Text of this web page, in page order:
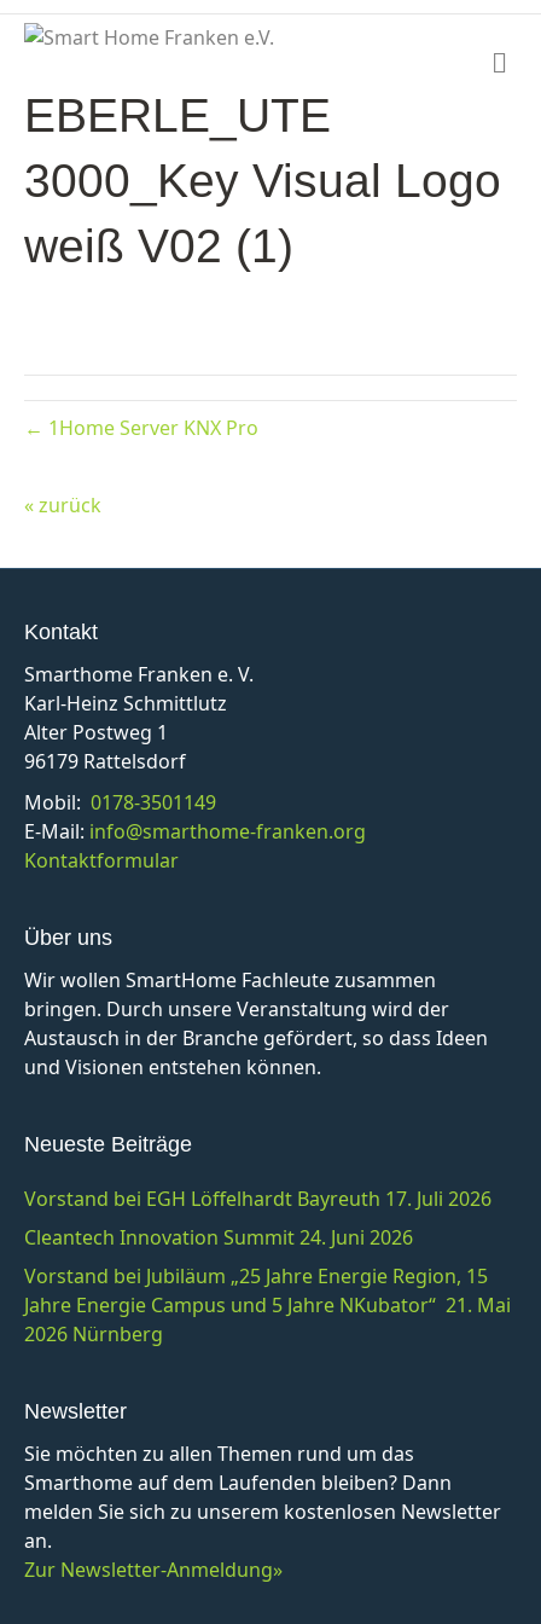
EBERLE_UTE
3000_Key Visual Logo
weiß V02 (1)
← 1Home Server KNX Pro
« zurück
Kontakt
Smarthome Franken e. V.
Karl-Heinz Schmittlutz
Alter Postweg 1
96179 Rattelsdorf
Mobil: 0178-3501149
E-Mail: info@smarthome-franken.org
Kontaktformular
Über uns
Wir wollen SmartHome Fachleute zusammen
bringen. Durch unsere Veranstaltung wird der
Austausch in der Branche gefördert, so dass Ideen
und Visionen entstehen können.
Neueste Beiträge
Vorstand bei EGH Löffelhardt Bayreuth 17. Juli 2026
Cleantech Innovation Summit 24. Juni 2026
Vorstand bei Jubiläum „25 Jahre Energie Region, 15
Jahre Energie Campus und 5 Jahre NKubator“ 21. Mai
2026 Nürnberg
Newsletter
Sie möchten zu allen Themen rund um das
Smarthome auf dem Laufenden bleiben? Dann
melden Sie sich zu unserem kostenlosen Newsletter
an.
Zur Newsletter-Anmeldung»